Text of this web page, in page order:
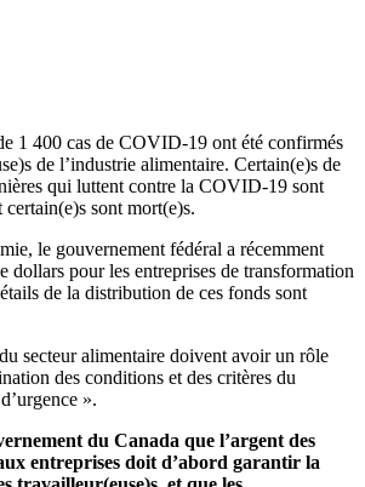
1 400 cas de COVID‑19 ont été confirmés
de l’industrie alimentaire. Certain(e)s de
qui luttent contre la COVID-19 sont
sont mort(e)s.
le gouvernement fédéral a récemment
dollars pour les entreprises de transformation
de la distribution de ces fonds sont
secteur alimentaire doivent avoir un rôle
des conditions et des critères du
».
du Canada que l’argent des
entreprises doit d’abord garantir la